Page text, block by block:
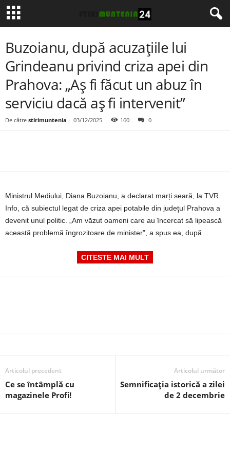
Buzoianu, după acuzațiile lui
Grindeanu privind criza apei din
Prahova: „Aş fi făcut un abuz în
serviciu dacă aş fi intervenit”
De către stirimuntenia - 03/12/2025 160 0
Ministrul Mediului, Diana Buzoianu, a declarat marți seară, la TVR
Info, că subiectul legat de criza apei potabile din judeţul Prahova a
devenit unul politic. „Am văzut oameni care au încercat să lipească
această problemă îngrozitoare de minister”, a spus ea, după…
CITESTE MAI MULT
Articolul precedent
Ce se întâmplă cu
magazinele Profi!
Articolul următor
Semnificația istorică a zilei
de 2 decembrie